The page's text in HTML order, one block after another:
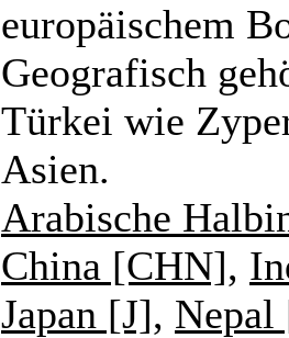
europäischem
Geografisch
Türkei wie
Asien.
Arabische
China [CHN],
Japan [J],